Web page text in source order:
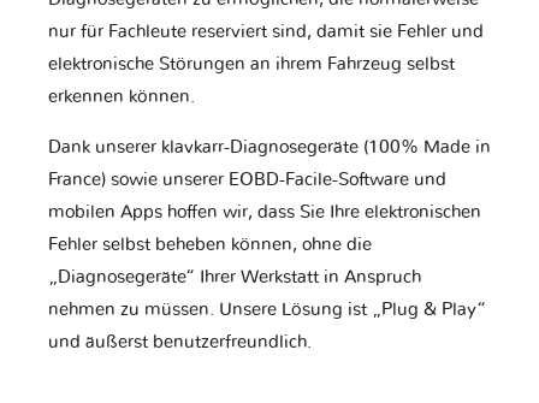
nur für Fachleute reserviert sind, damit sie Fehler und
elektronische Störungen an ihrem Fahrzeug selbst
erkennen können.
Dank unserer klavkarr-Diagnosegeräte (100% Made in
France) sowie unserer EOBD-Facile-Software und
mobilen Apps hoffen wir, dass Sie Ihre elektronischen
Fehler selbst beheben können, ohne die
„Diagnosegeräte“ Ihrer Werkstatt in Anspruch
nehmen zu müssen. Unsere Lösung ist „Plug & Play“
und äußerst benutzerfreundlich.